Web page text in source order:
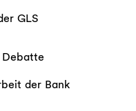
GLS
Debatte
der Bank